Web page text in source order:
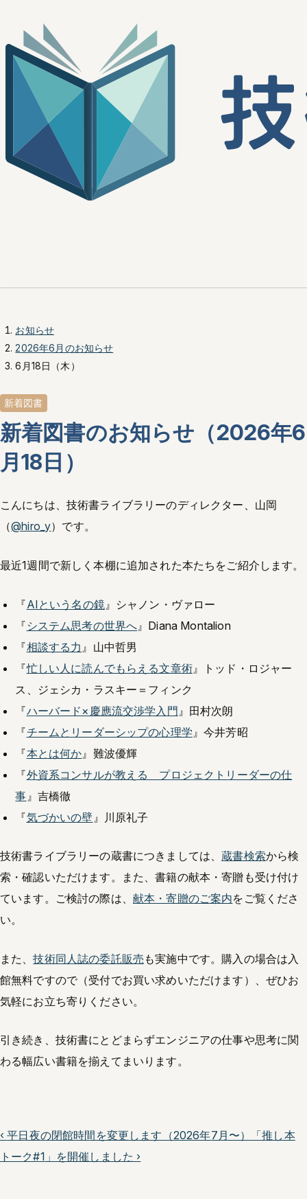
お知らせ
2026年6月のお知らせ
6月18日（木）
新着図書
新着図書のお知らせ（2026年6
月18日）
こんにちは、技術書ライブラリーのディレクター、山岡
（@hiro_y）です。
最近1週間で新しく本棚に追加された本たちをご紹介します。
『AIという名の鏡』シャノン・ヴァロー
『 システム思考の世界へ 』Diana Montalion
『相談する力 』山中哲男
『忙しい人に読んでもらえる文章術』トッド・ロジャー
ス、ジェシカ・ラスキー＝フィンク
『ハーバード×慶應流交渉学入門 』田村次朗
『チームとリーダーシップの心理学 』今井芳昭
『本とは何か 』難波優輝
『外資系コンサルが教える プロジェクトリーダーの仕
事 』吉橋徹
『気づかいの壁 』川原礼子
技術書ライブラリーの蔵書につきましては、蔵書検索から検
索・確認いただけます。また、書籍の献本・寄贈も受け付け
ています。ご検討の際は、 献本・寄贈のご案内をご覧くださ
い。
また、技術同人誌の委託販売 も実施中です。購入の場合は入
館無料ですので（受付でお買い求めいただけます）、ぜひお
気軽にお立ち寄りください。
引き続き、技術書にとどまらずエンジニアの仕事や思考に関
わる幅広い書籍を揃えてまいります。
‹平日夜の閉館時間を変更します（2026年7月〜）
「推し本
トーク#1」を開催しました ›